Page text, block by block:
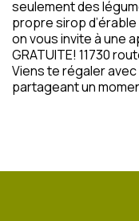
seulement des
propre sirop
on vous invite à une
GRATUITE! 11730
Viens te régaler
partageant un